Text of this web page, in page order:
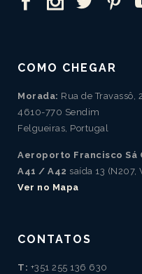
COMO CHEGAR
Morada: Rua de Travassô,
4610-770 Sendim
Felgueiras, Portugal
Aeroporto Francisco Sá
A41 / A42 saída 13 (N207,
Ver no Mapa
CONTATOS
T: +351 255 136 630